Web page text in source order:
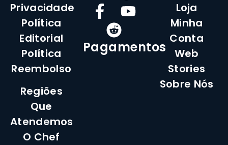
Privacidade
Política
Editorial
Política
Reembolso
Regiões
Que
Atendemos
O Chef
Pagamentos
Loja
Minha
Conta
Web
Stories
Sobre Nós